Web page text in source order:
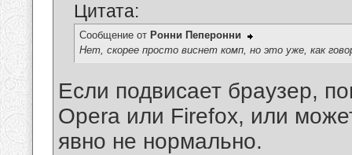
Цитата:
Сообщение от Ронни Пеперонни
Нет, скорее просто виснет комп, но это уже, как
Если подвисает браузер,
Opera или Firefox, или
явно не нормально.